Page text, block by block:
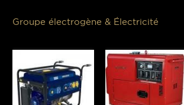
Groupe électrogène & Électricité